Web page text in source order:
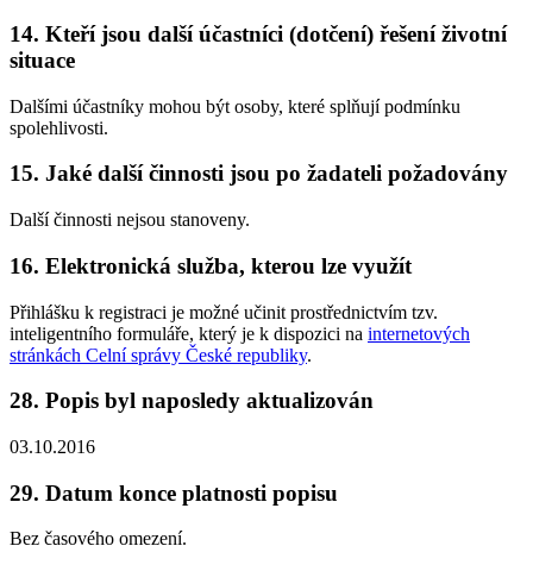
14. Kteří jsou další účastníci (dotčení) řešení životní
situace
Dalšími účastníky mohou být osoby, které splňují podmínku
spolehlivosti.
15. Jaké další činnosti jsou po žadateli požadovány
Další činnosti nejsou stanoveny.
16. Elektronická služba, kterou lze využít
Přihlášku k registraci je možné učinit prostřednictvím tzv.
inteligentního formuláře, který je k dispozici na internetových
stránkách Celní správy České republiky.
28. Popis byl naposledy aktualizován
03.10.2016
29. Datum konce platnosti popisu
Bez časového omezení.